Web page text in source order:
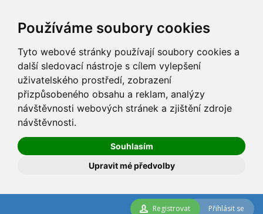
Používáme soubory cookies
Tyto webové stránky používají soubory cookies a
další sledovací nástroje s cílem vylepšení
uživatelského prostředí, zobrazení
přizpůsobeného obsahu a reklam, analýzy
návštěvnosti webových stránek a zjištění zdroje
návštěvnosti.
Souhlasím
Upravit mé předvolby
Přihlásit se
Registrovat